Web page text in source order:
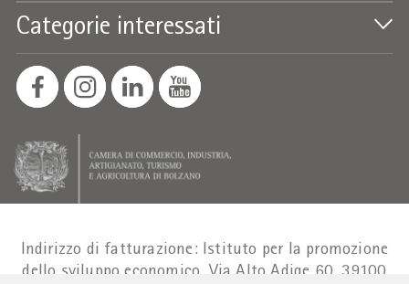
Categorie interessati
Indirizzo di fatturazione: Istituto per la promozione
dello sviluppo economico, Via Alto Adige 60, 39100